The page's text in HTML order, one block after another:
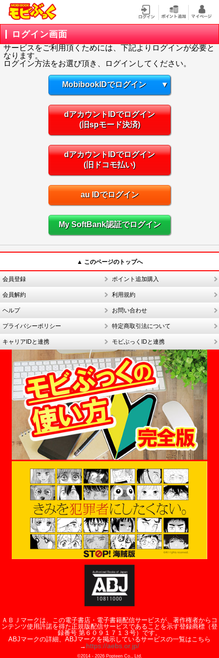
ログイン画面
サービスをご利用頂くためには、下記よりログインが必要と
なります。
ログイン方法をお選び頂き、ログインしてください。
MobibookIDでログイン ▼
dアカウントIDでログイン
(旧spモード決済)
dアカウントIDでログイン
(旧ドコモ払い)
au IDでログイン
My SoftBank認証でログイン
▲ このページのトップへ
会員登録 ポイント追加購入
会員解約 利用規約
ヘルプ お問い合わせ
プライバシーポリシー 特定商取引法について
キャリアIDと連携 モビぶっくIDと連携
ＡＢＪマークは、この電子書店・電子書籍配信サービスが、著作権者からコ
ンテンツ使用許諾を得た正規版配信サービスであることを示す登録商標（登
録番号 第６０９１７１３号）です。
ABJマークの詳細、ABJマークを掲示しているサービスの一覧はこちら
→ https://aebs.or.jp/
©2014 - 2026Popteen Co., Ltd.